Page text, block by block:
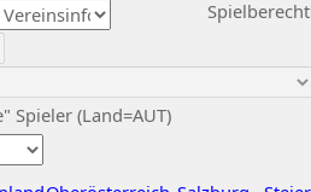
Spieler (Land=AUT)